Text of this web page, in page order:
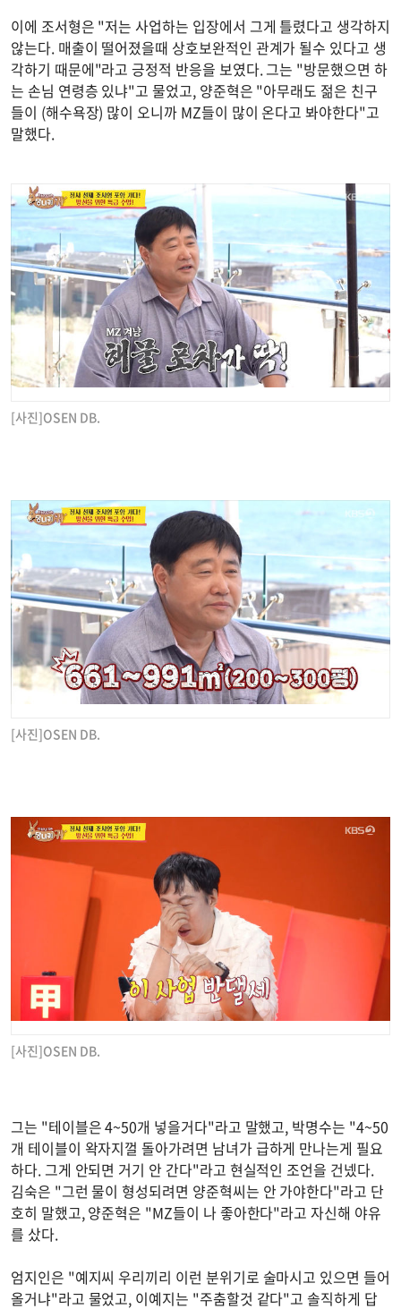
이에 조서형은 "저는 사업하는 입장에서 그게 틀렸다고 생각하지
않는다. 매출이 떨어졌을때 상호보완적인 관계가 될수 있다고 생
각하기 때문에"라고 긍정적 반응을 보였다. 그는 "방문했으면 하
는 손님 연령층 있냐"고 물었고, 양준혁은 "아무래도 젊은 친구
들이 (해수욕장) 많이 오니까 MZ들이 많이 온다고 봐야한다"고
말했다.
[사진]OSEN DB.
[사진]OSEN DB.
[사진]OSEN DB.
그는 "테이블은 4~50개 넣을거다"라고 말했고, 박명수는 "4~50
개 테이블이 왁자지껄 돌아가려면 남녀가 급하게 만나는게 필요
하다. 그게 안되면 거기 안 간다"라고 현실적인 조언을 건넸다.
김숙은 "그런 물이 형성되려면 양준혁씨는 안 가야한다"라고 단
호히 말했고, 양준혁은 "MZ들이 나 좋아한다"라고 자신해 야유
를 샀다.
엄지인은 "예지씨 우리끼리 이런 분위기로 술마시고 있으면 들어
올거냐"라고 물었고, 이예지는 "주춤할것 같다"고 솔직하게 답